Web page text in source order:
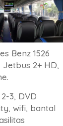
Benz 1526
2+ HD,
3, DVD
wifi, bantal